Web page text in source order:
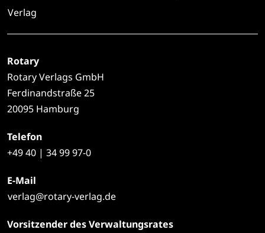
Verlag
Rotary
Rotary Verlags GmbH
Ferdinandstraße 25
20095 Hamburg
Telefon
+4940 | 34 99 97-0
E-Mail
verlag@rotary-verlag.de
Vorsitzender des Verwaltungsrates